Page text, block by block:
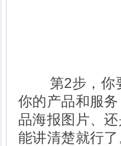
第2步，你要
你的产品和服
品海报图片、
能讲清楚就行